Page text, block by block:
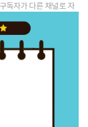
독자가 다른 채널로 자
기반을 갖고, 서로 다
을 여러개 생성하는 방
는 사용자가 다른 사람
가 여러 채널을 운영하